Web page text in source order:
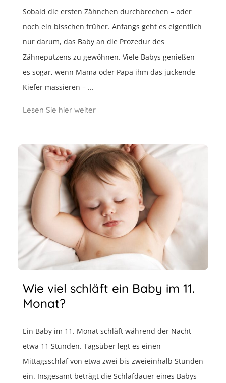
Sobald die ersten Zähnchen durchbrechen – oder
noch ein bisschen früher. Anfangs geht es eigentlich
nur darum, das Baby an die Prozedur des
Zähneputzens zu gewöhnen. Viele Babys genießen
es sogar, wenn Mama oder Papa ihm das juckende
Kiefer massieren – ...
Lesen Sie hier weiter
Wie viel schläft ein Baby im 11.
Monat?
Ein Baby im 11. Monat schläft während der Nacht
etwa 11 Stunden. Tagsüber legt es einen
Mittagsschlaf von etwa zwei bis zweieinhalb Stunden
ein. Insgesamt beträgt die Schlafdauer eines Babys